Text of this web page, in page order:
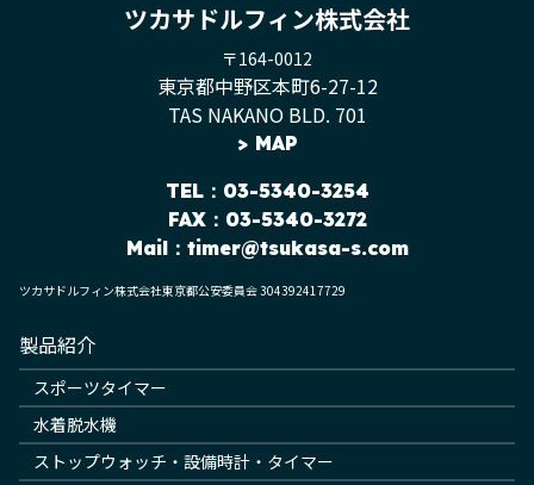
ツカサドルフィン株式会社
〒164-0012
東京都中野区本町6-27-12
TAS NAKANO BLD. 701
> MAP
TEL：03-5340-3254
FAX：03-5340-3272
Mail： timer@tsukasa-s.com
ツカサドルフィン株式会社東京都公安委員会 304392417729
製品紹介
スポーツタイマー
水着脱水機
ストップウォッチ・設備時計・タイマー